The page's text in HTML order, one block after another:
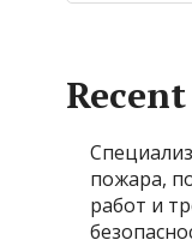
пожара,
работ и